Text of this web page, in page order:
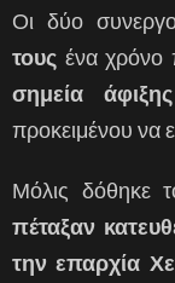
Οι δύο
τους ένα χρόνο
σημεία
προκειμένου να
Μόλις δόθηκε
πέταξαν
την επαρχία